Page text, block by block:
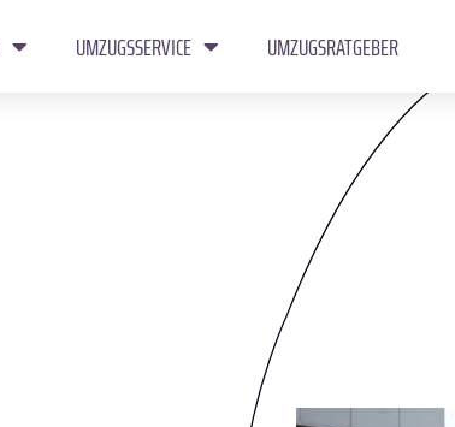
UMZUGSSERVICE UMZUGSRATGEBER